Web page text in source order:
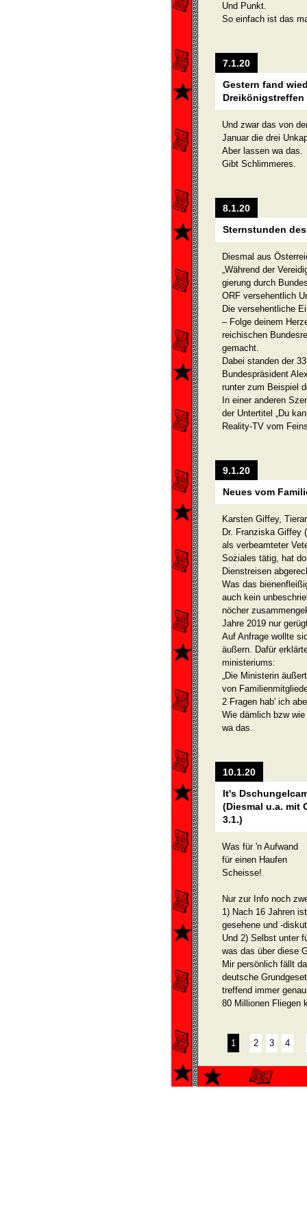
Und Punkt.
So einfach ist das
7.1.20
Gestern fand
Dreikönigstreffen
Und zwar das von
Januar die drei
Aber lassen wa das.
Gibt Schlimmeres.
8.1.20
Sternstunden
Diesmal aus
„Während der
gierung durch
ORF versehentlich
Die versehentliche
– Folge deinem
reichischen
gemacht.
Dabei standen der
Bundespräsident
runter zum Beispiel
In einer anderen
der Untertitel „Du
Reality-TV vom
9.1.20
Neues vom
Karsten Giffey,
Dr. Franziska Giffey
als verbeamteter
Soziales tätig, hat
Dienstreisen
Was das
auch kein
nöcher
Jahre 2019 nur
Auf Anfrage wollte
äußern. Dafür
ministeriums:
„Die Ministerin
von
2 Fragen hab' ich
Wie dämlich bzw
wa das.
10.1.20
It's
(Diesmal u.a. mit
3.1.)
Was für 'n Aufwand
für einen Haufen
Scheisse!
Nur zur Info noch
1) Nach 16 Jahren
gesehene und -
Und 2) Selbst unter
was das über diese
Mir persönlich fällt
deutsche
treffend immer
80 Millionen Fliegen
1 2 3 4